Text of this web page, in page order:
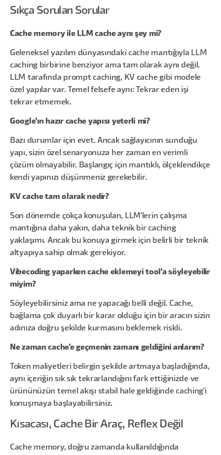
Sıkça Sorulan Sorular
Cache memory ile LLM cache aynı şey mi?
Geleneksel yazılım dünyasındaki cache mantığıyla LLM
caching birbirine benziyor ama tam olarak aynı değil.
LLM tarafında prompt caching, KV cache gibi modele
özel yapılar var. Temel felsefe aynı: Tekrar eden işi
tekrar etmemek.
Google'ın hazır cache yapısı yeterli mi?
Bazı durumlar için evet. Ancak sağlayıcının sunduğu
yapı, sizin özel senaryonuza her zaman en verimli
çözüm olmayabilir. Başlangıç için mantıklı, ölçeklendikçe
kendi yapınızı düşünmeniz gerekebilir.
KV cache tam olarak nedir?
Son dönemde çokça konuşulan, LLM'lerin çalışma
mantığına daha yakın, daha teknik bir caching
yaklaşımı. Ancak bu konuya girmek için belirli bir teknik
altyapıya sahip olmak gerekiyor.
Vibecoding yaparken cache eklemeyi tool'a söyleyebilir
miyim?
Söyleyebilirsiniz ama ne yapacağı belli değil. Cache,
bağlama çok duyarlı bir karar olduğu için bir aracın sizin
adınıza doğru şekilde kurmasını beklemek riskli.
Ne zaman cache'e geçmenin zamanı geldiğini anlarım?
Token maliyetleri belirgin şekilde artmaya başladığında,
aynı içeriğin sık sık tekrarlandığını fark ettiğinizde ve
ürününüzün temel akışı stabil hale geldiğinde caching'i
konuşmaya başlayabilirsiniz.
Kısacası, Cache Bir Araç, Reflex Değil
Cache memory, doğru zamanda kullanıldığında